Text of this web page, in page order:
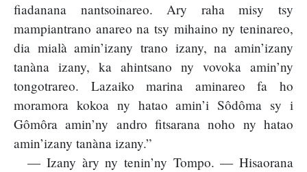
fiadanana nantsoinareo. Ary raha misy tsy
mampiantrano anareo na tsy mihaino ny teninareo,
dia mialà amin’izany trano izany, na amin’izany
tanàna izany, ka ahintsano ny vovoka amin’ny
tongotrareo. Lazaiko marina aminareo fa ho
moramora kokoa ny hatao amin’i Sôdôma sy i
Gômôra amin’ny andro fitsarana noho ny hatao
amin’izany tanàna izany.”
— Izany àry ny tenin’ny Tompo. — Hisaorana